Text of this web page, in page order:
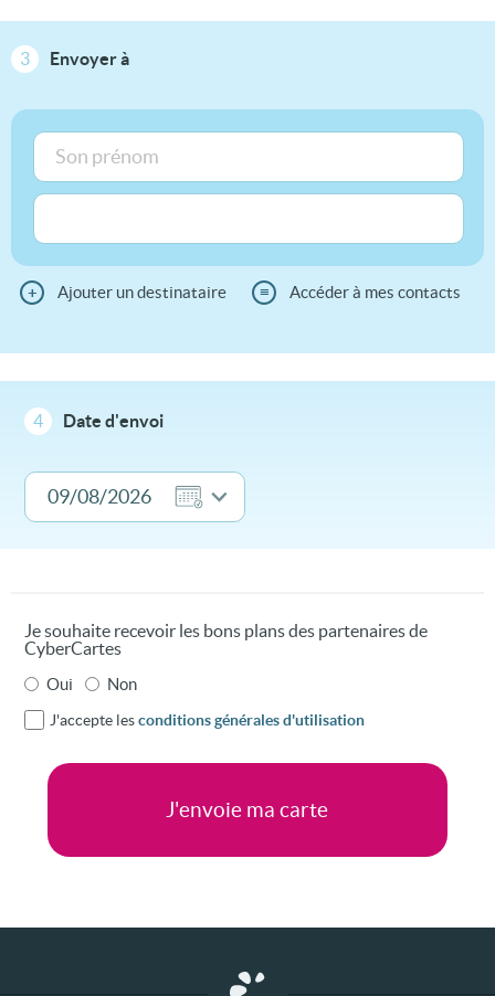
3 Envoyer à
+ Ajouter un destinataire ≡ Accéder à mes contacts
4 Date d'envoi
Je souhaite recevoir les bons plans des partenaires de
CyberCartes
Oui Non
J'accepte lesconditions générales d'utilisation